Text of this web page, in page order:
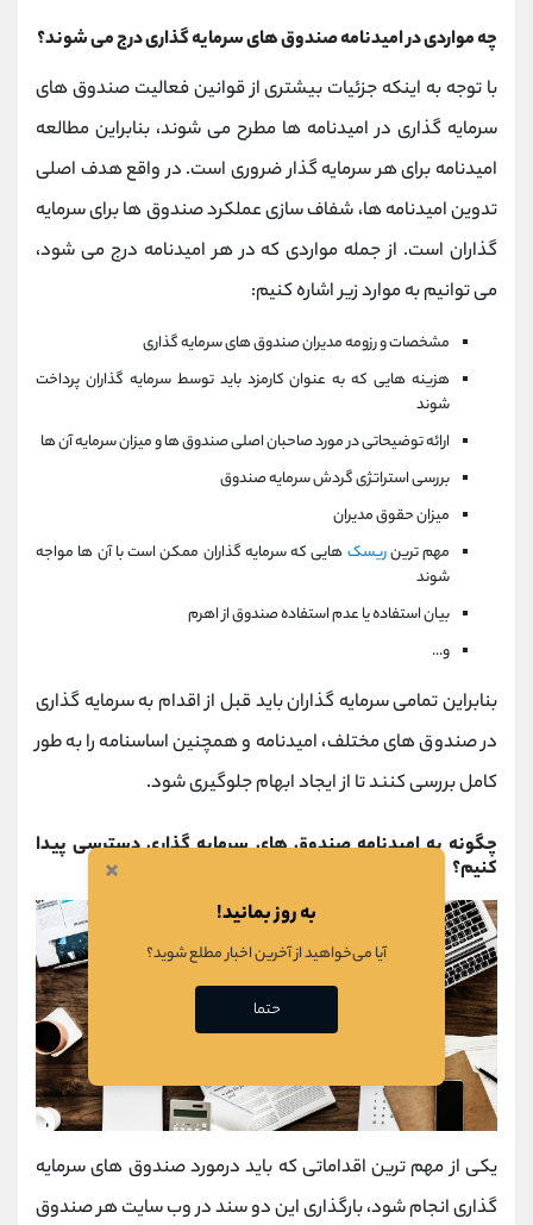
چه مواردی در امیدنامه صندوق های سرمایه گذاری درج می شوند؟
با توجه به اینکه جزئیات بیشتری از قوانین فعالیت صندوق های
سرمایه گذاری در امیدنامه ها مطرح می شوند، بنابراین مطالعه
امیدنامه برای هر سرمایه گذار ضروری است. در واقع هدف اصلی
تدوین امیدنامه ها، شفاف سازی عملکرد صندوق ها برای سرمایه
گذاران است. از جمله مواردی که در هر امیدنامه درج می شود،
می توانیم به موارد زیر اشاره کنیم:
مشخصات و رزومه مدیران صندوق های سرمایه گذاری
هزینه هایی که به عنوان کارمزد باید توسط سرمایه گذاران پرداخت
شوند
ارائه توضیحاتی در مورد صاحبان اصلی صندوق ها و میزان سرمایه آن ها
بررسی استراتژی گردش سرمایه صندوق
میزان حقوق مدیران
مهم ترینریسکهایی که سرمایه گذاران ممکن است با آن ها مواجه
شوند
بیان استفاده یا عدم استفاده صندوق از اهرم
و...
بنابراین تمامی سرمایه گذاران باید قبل از اقدام به سرمایه گذاری
در صندوق های مختلف، امیدنامه و همچنین اساسنامه را به طور
کامل بررسی کنند تا از ایجاد ابهام جلوگیری شود.
چگونه به امیدنامه صندوق های سرمایه گذاری دسترسی پیدا
کنیم؟
یکی از مهم ترین اقداماتی که باید درمورد صندوق های سرمایه
گذاری انجام شود، بارگذاری این دو سند در وب سایت هر صندوق
×
به روز بمانید!
آیا می‌خواهید از آخرین اخبار مطلع شوید؟
حتما